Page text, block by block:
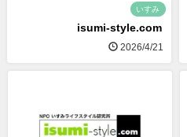
いすみ
isumi-style.com
2026/4/21